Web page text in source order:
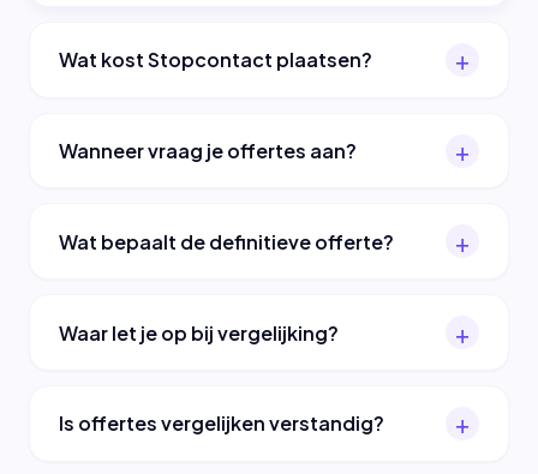
Wat kost Stopcontact plaatsen?
Wanneer vraag je offertes aan?
Wat bepaalt de definitieve offerte?
Waar let je op bij vergelijking?
Is offertes vergelijken verstandig?